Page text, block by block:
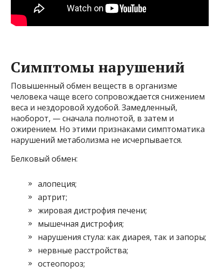
Симптомы нарушений
Повышенный обмен веществ в организме
человека чаще всего сопровождается снижением
веса и нездоровой худобой. Замедленный,
наоборот, — сначала полнотой, в затем и
ожирением. Но этими признаками симптоматика
нарушений метаболизма не исчерпывается.
Белковый обмен:
алопеция;
артрит;
жировая дистрофия печени;
мышечная дистрофия;
нарушения стула: как диарея, так и запоры;
нервные расстройства;
остеопороз;